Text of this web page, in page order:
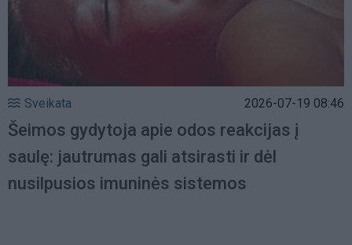
Sveikata 2026-07-19 08:46
Šeimos gydytoja apie odos reakcijas į
saulę: jautrumas gali atsirasti ir dėl
nusilpusios imuninės sistemos